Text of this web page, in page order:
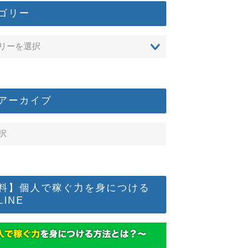
リー
ーカイブ
】個人で稼ぐ力を身につける